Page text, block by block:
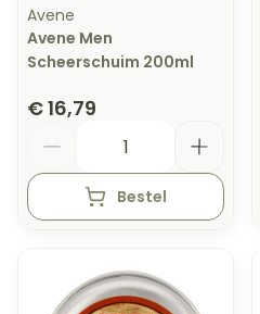
Avene
Avene Men
Scheerschuim 200ml
€ 16,79
Bestel